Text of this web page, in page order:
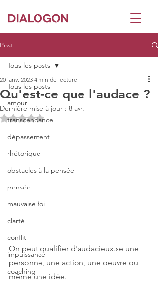
Post
Tous les posts
amour
transcendance
dépassement
rhétorique
obstacles à la pensée
pensée
mauvaise foi
clarté
conflit
impuissance
coaching
Tous les posts
Qu'est-ce que l'audace ?
20 janv. 2023 4 min de lecture
Dernière mise à jour : 8 avr.
Noté NaN étoiles sur 5.
On peut qualifier d'audacieux.se une
personne, une action, une oeuvre ou
même une idée.